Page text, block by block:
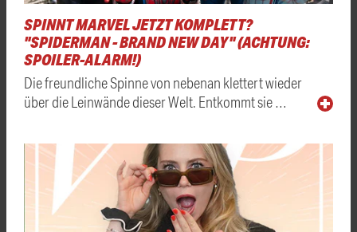
SPINNT MARVEL JETZT KOMPLETT?
"SPIDERMAN - BRAND NEW DAY" (ACHTUNG:
SPOILER-ALARM!)
Die freundliche Spinne von nebenan klettert wieder
über die Leinwände dieser Welt. Entkommt sie …